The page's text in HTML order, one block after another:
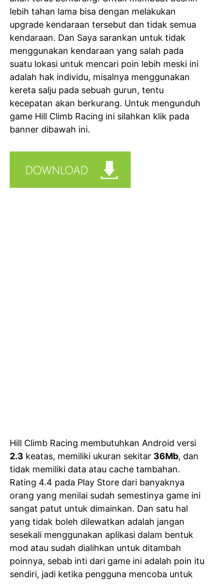
lebih tahan lama bisa dengan melakukan
upgrade kendaraan tersebut dan tidak semua
kendaraan. Dan Saya sarankan untuk tidak
menggunakan kendaraan yang salah pada
suatu lokasi untuk mencari poin lebih meski ini
adalah hak individu, misalnya menggunakan
kereta salju pada sebuah gurun, tentu
kecepatan akan berkurang. Untuk mengunduh
game Hill Climb Racing ini silahkan klik pada
banner dibawah ini.
Hill Climb Racing membutuhkan Android versi
2.3 keatas, memiliki ukuran sekitar 36Mb, dan
tidak memiliki data atau cache tambahan.
Rating 4.4 pada Play Store dari banyaknya
orang yang menilai sudah semestinya game ini
sangat patut untuk dimainkan. Dan satu hal
yang tidak boleh dilewatkan adalah jangan
sesekali menggunakan aplikasi dalam bentuk
mod atau sudah dialihkan untuk ditambah
poinnya, sebab inti dari game ini adalah poin itu
sendiri, jadi ketika pengguna mencoba untuk